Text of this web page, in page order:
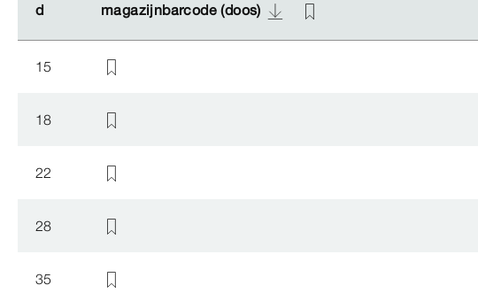
d magazijnbarcode (doos)
d magazijnbarcode (doos)
15
18
22
28
35